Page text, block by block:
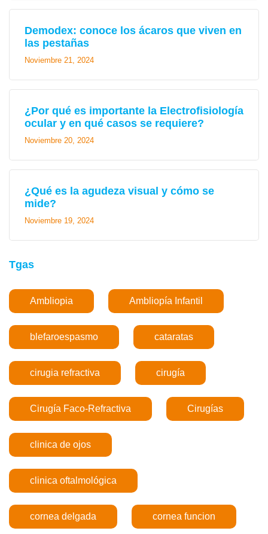
Demodex: conoce los ácaros que viven en
las pestañas
Noviembre 21, 2024
¿Por qué es importante la Electrofisiología
ocular y en qué casos se requiere?
Noviembre 20, 2024
¿Qué es la agudeza visual y cómo se
mide?
Noviembre 19, 2024
Tgas
Ambliopia Ambliopía Infantil
blefaroespasmo cataratas
cirugia refractiva cirugía
Cirugía Faco-Refractiva Cirugías
clinica de ojos
clinica oftalmológica
cornea delgada cornea funcion